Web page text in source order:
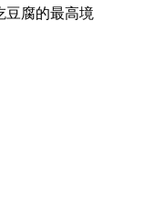
豆腐的最高境